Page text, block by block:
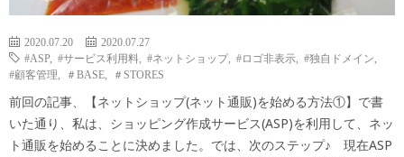
2020.07.20
2020.07.27
#ASP
#サービス利用料 #ネットショップ, #ロゴ非表示 #独自ドメイン
#顧客管理
＃BASE ＃STORES
前回の記事、【ネットショップ(ネット通販)を始める方法①】で書
いた通り、私は、ショッピング作成サービス(ASP)を利用して、ネッ
ト通販を始めることに決めました。では、次のステップ♪ 現在ASP